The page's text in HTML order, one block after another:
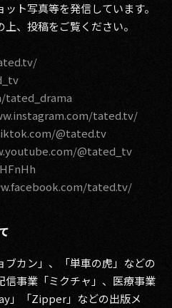
ト写真等を発信しています。
、投稿をご覧ください。
tated_drama
tated.tv/
@tated.tv
@tated_tv
tated.tv/
カン」、「単車の虎」などの
事業「ミクチャ」、医療事業
」「Zipper」などの出版メ